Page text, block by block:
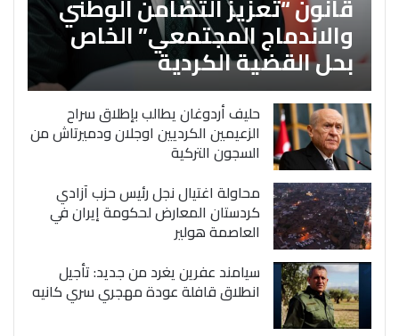
والاندماج المجتمعي” الخاص
بحل القضية الكردية
حليف أردوغان يطالب بإطلاق سراح
الزعيمين الكرديين اوجلان ودميرتاش من
السجون التركية
محاولة اغتيال نجل رئيس حزب آزادي
كردستان المعارض لحكومة إيران في
العاصمة هولير
سيامند عفرين يغرد من جديد: تأجيل
انطلاق قافلة عودة مهجري سري كانيه